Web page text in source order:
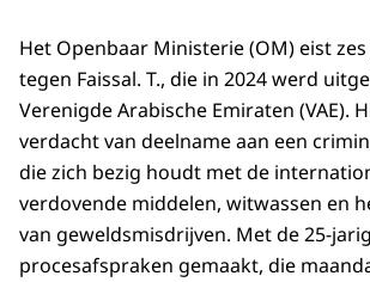
Het Openbaar Ministerie (OM) eist
tegen Faissal. T., die in 2024 werd
Verenigde Arabische Emiraten (VAE).
verdacht van deelname aan een
die zich bezig houdt met de
verdovende middelen, witwassen en
van geweldsmisdrijven. Met de 25-
procesafspraken gemaakt, die